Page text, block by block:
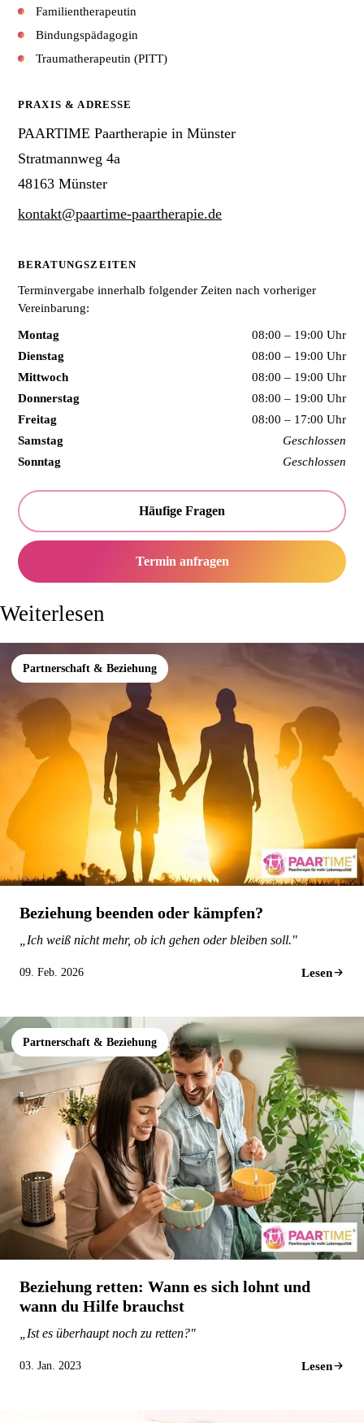
Familientherapeutin
Bindungspädagogin
Traumatherapeutin (PITT)
PRAXIS & ADRESSE
PAARTIME Paartherapie in Münster
Stratmannweg 4a
48163 Münster
kontakt@paartime-paartherapie.de
BERATUNGSZEITEN
Terminvergabe innerhalb folgender Zeiten nach vorheriger
Vereinbarung:
Montag
08:00 – 19:00 Uhr
Dienstag
08:00 – 19:00 Uhr
Mittwoch
08:00 – 19:00 Uhr
Donnerstag
08:00 – 19:00 Uhr
Freitag
08:00 – 17:00 Uhr
Samstag
Geschlossen
Sonntag
Geschlossen
Häufige Fragen
Termin anfragen
Weiterlesen
Partnerschaft & Beziehung
Beziehung beenden oder kämpfen?
„Ich weiß nicht mehr, ob ich gehen oder bleiben soll."
09. Feb. 2026 Lesen
Partnerschaft & Beziehung
Beziehung retten: Wann es sich lohnt und
wann du Hilfe brauchst
„Ist es überhaupt noch zu retten?"
03. Jan. 2023 Lesen